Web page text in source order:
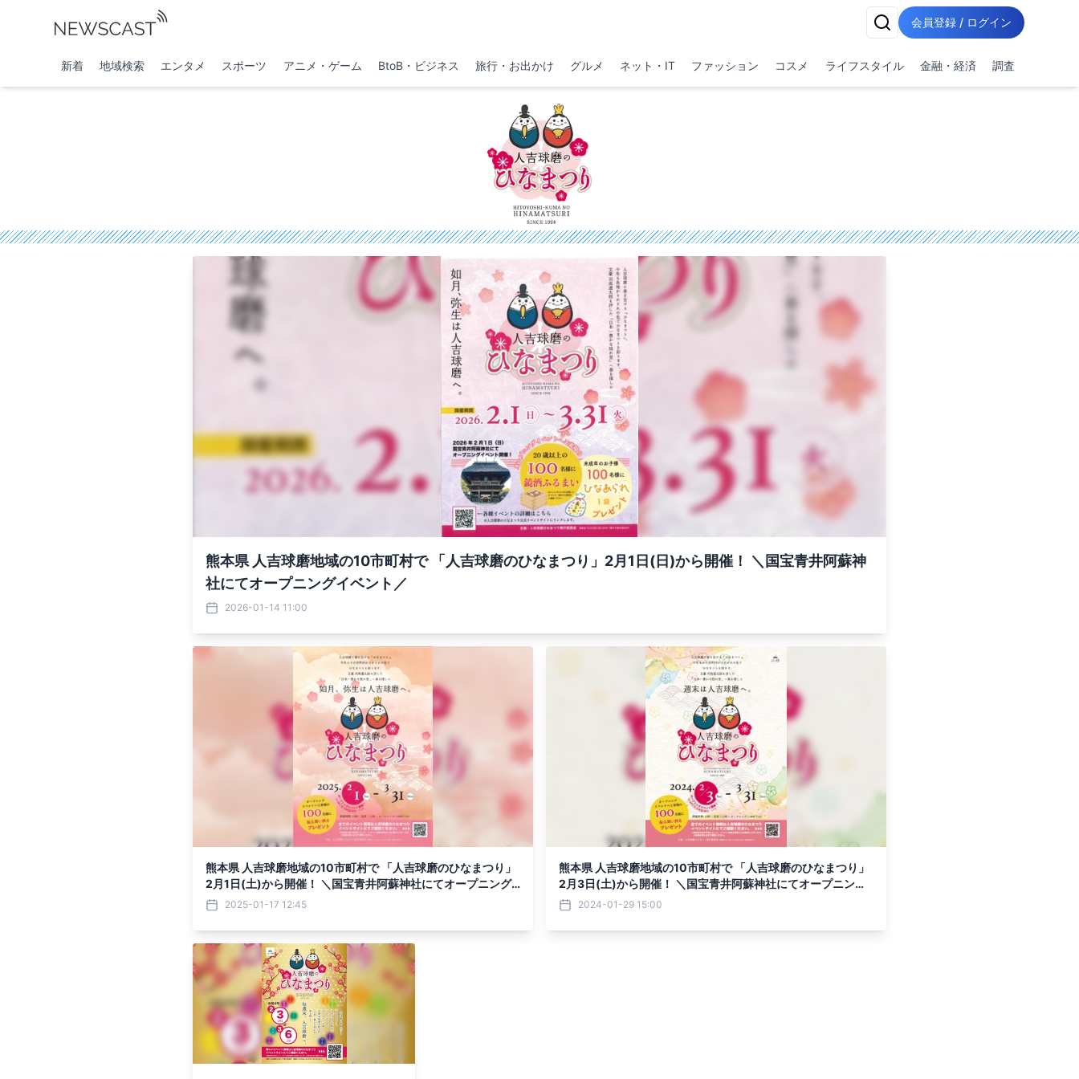
会員登録 / ログイン
新着 地域検索 エンタメ スポーツ アニメ・ゲーム BtoB・ビジネス 旅行・お出かけ グルメ ネット・IT ファッション コスメ ライフスタイル 金融・経済 調査
熊本県 人吉球磨地域の10市町村で 「人吉球磨のひなまつり」2月1日(日)から開催！ ＼国宝青井阿蘇神
社にてオープニングイベント／
2026-01-14 11:00
熊本県 人吉球磨地域の10市町村で 「人吉球磨のひなまつり」
2月1日(土)から開催！ ＼国宝青井阿蘇神社にてオープニング
イベント／
2025-01-17 12:45
熊本県 人吉球磨地域の10市町村で 「人吉球磨のひなまつり」
2月3日(土)から開催！ ＼国宝青井阿蘇神社にてオープニング
イベント／
2024-01-29 15:00